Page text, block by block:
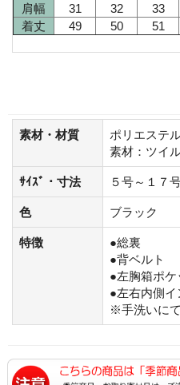
肩幅
31 32 33
着丈
49 50 51
素材・材質
ポリエステ
素材：ツイ
ｻｲｽﾞ・寸法 ５号～１７
色 ブラック
特徴
●総裏
●背ベルト
●左胸箱ポケ
●左右内側イ
※手洗いに